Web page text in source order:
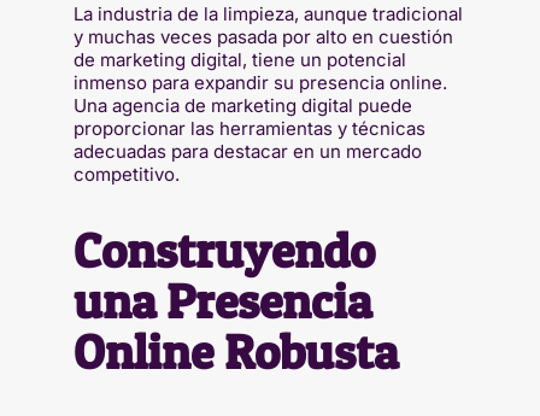
La industria de la limpieza, aunque tradicional
y muchas veces pasada por alto en cuestión
de marketing digital, tiene un potencial
inmenso para expandir su presencia online.
Una agencia de marketing digital puede
proporcionar las herramientas y técnicas
adecuadas para destacar en un mercado
competitivo.
Construyendo
una Presencia
Online Robusta